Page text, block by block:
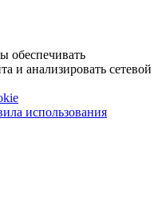
обеспечивать
и анализировать сетевой
использования